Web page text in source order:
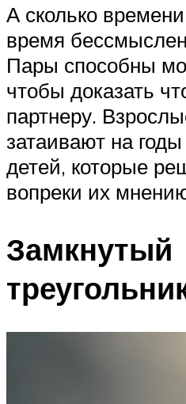
А сколько
время
Пары способны
чтобы доказать
партнеру.
затаивают на
детей, которые
вопреки их
Замкнутый